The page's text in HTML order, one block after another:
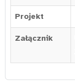
Projekt
Załącznik